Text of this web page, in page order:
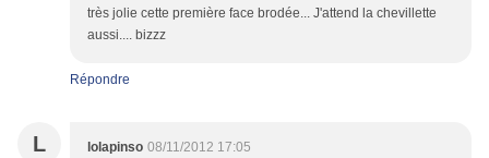
très jolie cette première face brodée... J'attend la chevillette
aussi.... bizzz
Répondre
L lolapinso 08/11/2012 17:05